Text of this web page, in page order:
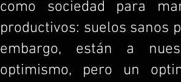
como sociedad para
productivos: suelos sanos
embargo, están a
optimismo, pero un